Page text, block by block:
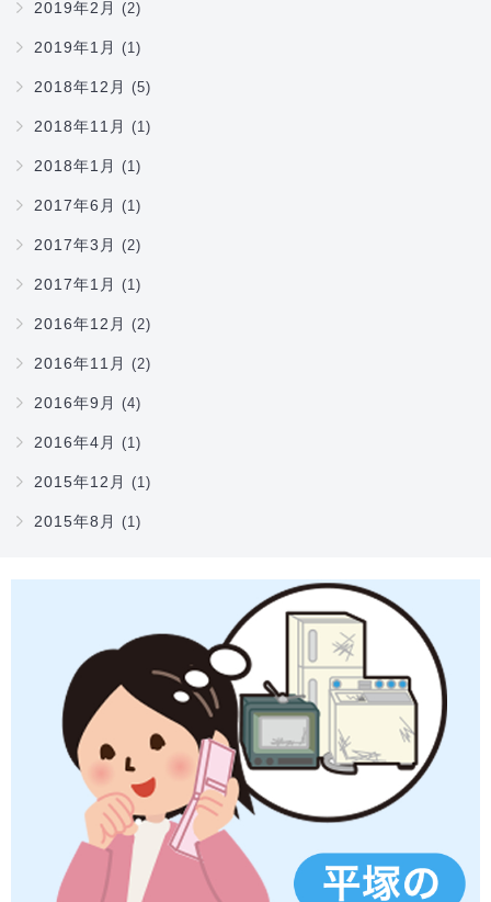
2019年2月 (2)
2019年1月 (1)
2018年12月 (5)
2018年11月 (1)
2018年1月 (1)
2017年6月 (1)
2017年3月 (2)
2017年1月 (1)
2016年12月 (2)
2016年11月 (2)
2016年9月 (4)
2016年4月 (1)
2015年12月 (1)
2015年8月 (1)